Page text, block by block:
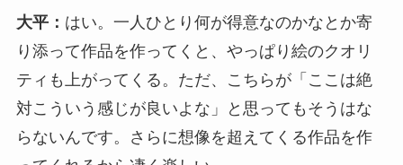
大平： はい。一人ひとり何が得意なのかなとか寄
り添って作品を作ってくと、やっぱり絵のクオリ
ティも上がってくる。ただ、こちらが「ここは絶
対こういう感じが良いよな」と思ってもそうはな
らないんです。さらに想像を超えてくる作品を作